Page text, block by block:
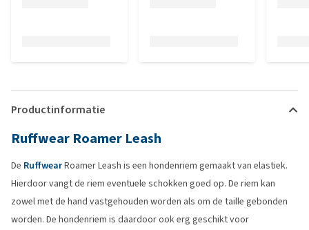
Productinformatie
Ruffwear Roamer Leash
De RuffwearRoamer Leash is een hondenriem gemaakt van elastiek.
Hierdoor vangt de riem eventuele schokken goed op. De riem kan
zowel met de hand vastgehouden worden als om de taille gebonden
worden. De hondenriem is daardoor ook erg geschikt voor